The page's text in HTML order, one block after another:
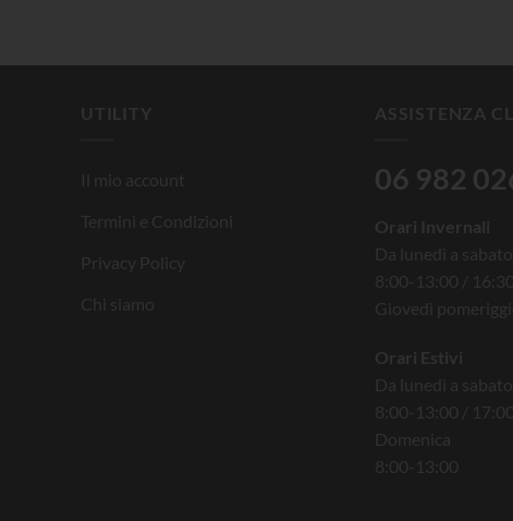
UTILITY
Il mio account
Termini e Condizioni
Privacy Policy
Chi siamo
ASSISTENZA
06 982
Orari Invernali
Da lunedì a sabato
8:00-13:00 /
Giovedì
Orari Estivi
Da lunedì a sabato
8:00-13:00 /
Domenica
8:00-13:00